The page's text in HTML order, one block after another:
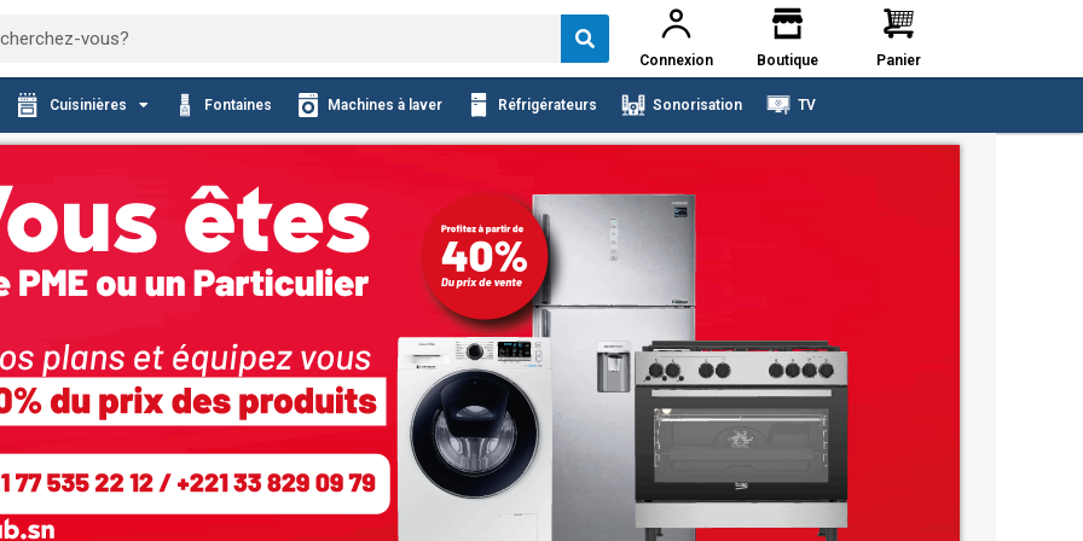
Connexion Boutique Panier
Cuisinières Fontaines Machines à laver Réfrigérateurs Sonorisation TV